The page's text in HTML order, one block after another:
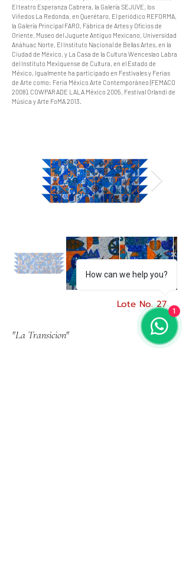
El teatro Esperanza Cabrera, la Galería SEJUVE, los
Viñedos La Redonda, en Querétaro, El periódico REFORMA,
la Galería Principal FARO, Fábrica de Artes y Oficios de
Oriente, Museo del Juguete Antiguo Mexicano, Universidad
Anáhuac Norte, El Instituto Nacional de Bellas Artes, en la
Ciudad de México, y La Casa de la Cultura Wenceslao Labra
del Instituto Mexiquense de Cultura, en el Estado de
México. Igualmente ha participado en Festivales y Ferias
de Arte como: Feria México Arte Contemporáneo (FEMACO
2008), COWPARADE LALA México 2005, Festival Orlandi de
Música y Arte FoMA 2013.
Lote No. 27
"La Transicion"
How can we help you?
1